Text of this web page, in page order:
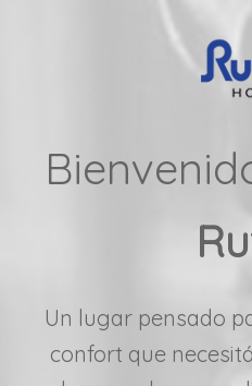
Un lugar pensado
confort que